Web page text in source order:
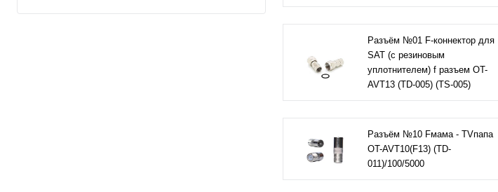
Разъём №01 F-коннектор для
SAT (с резиновым
уплотнителем) f разъем OT-
AVT13 (TD-005) (TS-005)
Разъём №10 Fмама - TVпапа
OT-AVT10(F13) (TD-
011)/100/5000